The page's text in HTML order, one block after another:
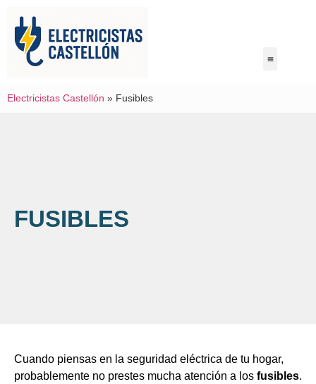
Electricistas Castellón » Fusibles
FUSIBLES
Cuando piensas en la seguridad eléctrica de tu hogar,
probablemente no prestes mucha atención a los fusibles.